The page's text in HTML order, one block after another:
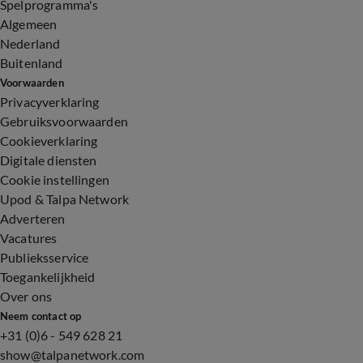
Spelprogramma's
Algemeen
Nederland
Buitenland
Voorwaarden
Privacyverklaring
Gebruiksvoorwaarden
Cookieverklaring
Digitale diensten
Cookie instellingen
Upod & Talpa Network
Adverteren
Vacatures
Publieksservice
Toegankelijkheid
Over ons
Neem contact op
+31 (0)6 - 549 628 21
show@talpanetwork.com